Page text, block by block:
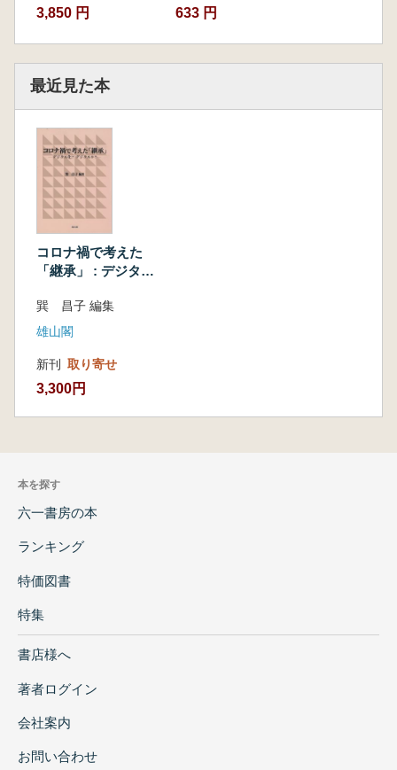
3,850 円 633 円
最近見た本
コロナ禍で考えた
「継承」 : デジタル
巽 昌子 編集
雄山閣
新刊 取り寄せ
3,300円
本を探す
六一書房の本
ランキング
特価図書
特集
書店様へ
著者ログイン
会社案内
お問い合わせ